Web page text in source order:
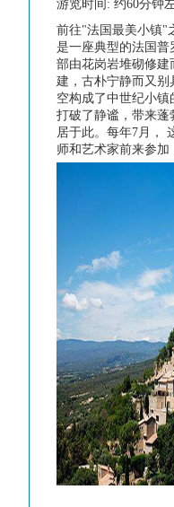
游览时间: 约60分钟
前往"法国最美小镇"
是一座典型的法国
部由花岗岩堆砌修建
建，古朴宁静而又别
空构成了中世纪小
打破了静谧，带来蓬
居于此。每年7月，
师和艺术家前来参加